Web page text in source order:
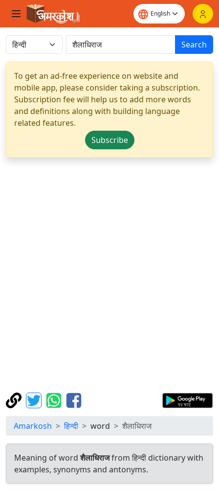
Search
To get an ad-free experience on website and
mobile app, please consider taking a subscription.
Subscription fee will help us to add more words
and definitions along with building language
related features.
Subscribe
Amarkosh हिन्दी word शैलाधिराज
Meaning of wordशैलाधिराजfrom हिन्दी dictionary with
examples, synonyms and antonyms.